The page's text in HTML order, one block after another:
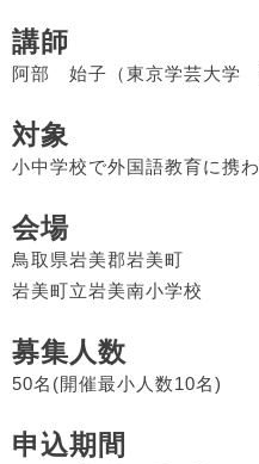
講師
阿部 始子（東京学芸大学
対象
小中学校で外国語教育に携
会場
鳥取県岩美郡岩美町
岩美町立岩美南小学校
募集人数
50名(開催最小人数10名)
申込期間